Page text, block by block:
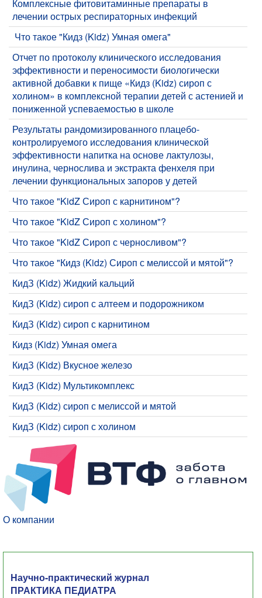
​Комплексные фитовитаминные препараты в
лечении острых респираторных инфекций
​ Что такое "Кидз (Kidz) Умная омега"
Отчет по протоколу клинического исследования
эффективности и переносимости биологически
активной добавки к пище «Кидз (Kidz) сироп с
холином» в комплексной терапии детей с астенией и
пониженной успеваемостью в школе
Результаты рандомизированного плацебо-
контролируемого исследования клинической
эффективности напитка на основе лактулозы,
инулина, чернослива и экстракта фенхеля при
лечении функциональных запоров у детей
Что такое "KidZ Сироп с карнитином"?
Что такое "KidZ Сироп с холином"?
Что такое "KidZ Сироп с черносливом"?
Что такое "Кидз (Kidz) Сироп с мелиссой и мятой"?
КидЗ (Kidz) Жидкий кальций
КидЗ (Kidz) сироп с алтеем и подорожником
КидЗ (Kidz) сироп с карнитином
Кидз (Kidz) Умная омега
КидЗ (Kidz) Вкусное железо
КидЗ (Kidz) Мультикомплекс
КидЗ (Kidz) сироп с мелиссой и мятой
КидЗ (Kidz) сироп с холином
О компании
Научно-практический журнал
ПРАКТИКА ПЕДИАТРА